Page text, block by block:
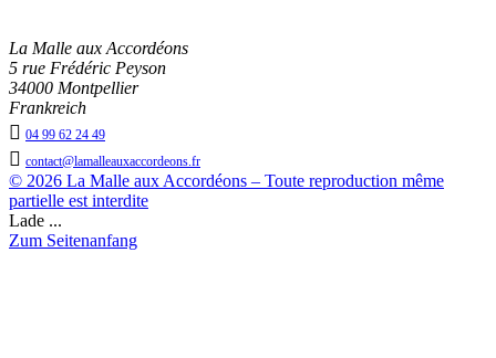
La Malle aux Accordéons
5 rue Frédéric Peyson
34000 Montpellier
Frankreich
 04 99 62 24 49
 contact@lamalleauxaccordeons.fr
© 2026 La Malle aux Accordéons – Toute reproduction même
partielle est interdite
Lade ...
Zum Seitenanfang